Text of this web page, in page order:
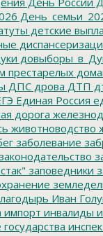
детские
престарелых
ДПС дрова ДТП
Единая Россия
дорога
животноводство
заболевание
заповедники
Иван
импорт инвалиды